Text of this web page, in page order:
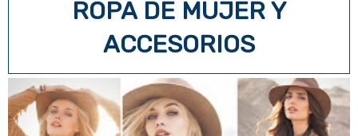
ROPA DE MUJER Y
ACCESORIOS